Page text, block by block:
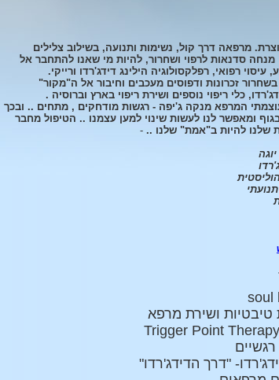
מרפאה דרך קול, נשימות ותנועה, בשילוב צלילים
מנחה סדנאות לרפוי ושחרור, להיות מי שאנו להתחבר אל
רפואי, רפלקסולוגיה הילינג דידג'רדו ורייקי.
זכרונות ודפוסים מעכבים וחיבור אל ה"מקור"
כלי ריפוי נוספים ושירת ריפוי בארץ וברוסיה .
עוצמתי המרפא מנקה ג'יפה - רגשות מודחקים , מתחים .. ובכך
ומאפשר לנו לעשות שינוי למען עצמנו .. הטיפול מחבר
שלנו להיות ב"אמת" שלנו .. -
טיבטיות ושירת מרפא
"דרך הדידג'רדו"